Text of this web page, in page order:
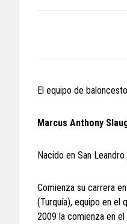
El equipo de
Marcus Anthony
Nacido en San
Comienza su carrera
(Turquía), equipo en el
2009 la comienza en el